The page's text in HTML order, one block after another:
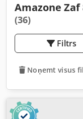
Amazone
(36)
Filtrs
Noņemt visus